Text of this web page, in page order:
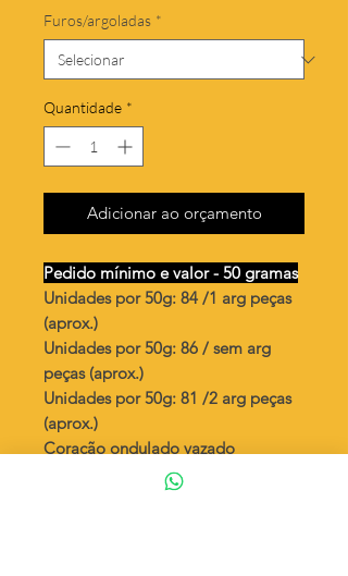
Furos/argoladas *
Quantidade *
Adicionar ao orçamento
Pedido mínimo e valor - 50 gramas
Unidades por 50g: 84 /1 arg peças
(aprox.)
Unidades por 50g: 86 / sem arg
peças (aprox.)
Unidades por 50g: 81 /2 arg peças
(aprox.)
Coração ondulado vazado
: R$ 640,00
Quantidade aproximada por quilo